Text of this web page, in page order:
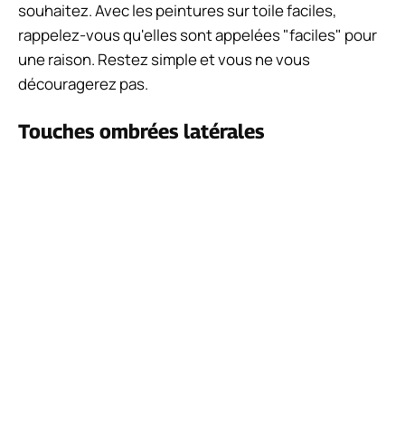
MaisonSimulation prêt immobilier : guide complet
pour faire le bon choix
Foire aux questions (FAQ)
Qu'est-ce qui fait une bonne peinture